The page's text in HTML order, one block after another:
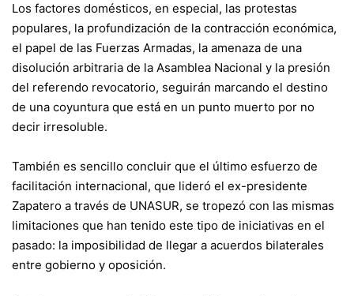
Los factores domésticos, en especial, las protestas
populares, la profundización de la contracción económica,
el papel de las Fuerzas Armadas, la amenaza de una
disolución arbitraria de la Asamblea Nacional y la presión
del referendo revocatorio, seguirán marcando el destino
de una coyuntura que está en un punto muerto por no
decir irresoluble.
También es sencillo concluir que el último esfuerzo de
facilitación internacional, que lideró el ex-presidente
Zapatero a través de UNASUR, se tropezó con las mismas
limitaciones que han tenido este tipo de iniciativas en el
pasado: la imposibilidad de llegar a acuerdos bilaterales
entre gobierno y oposición.